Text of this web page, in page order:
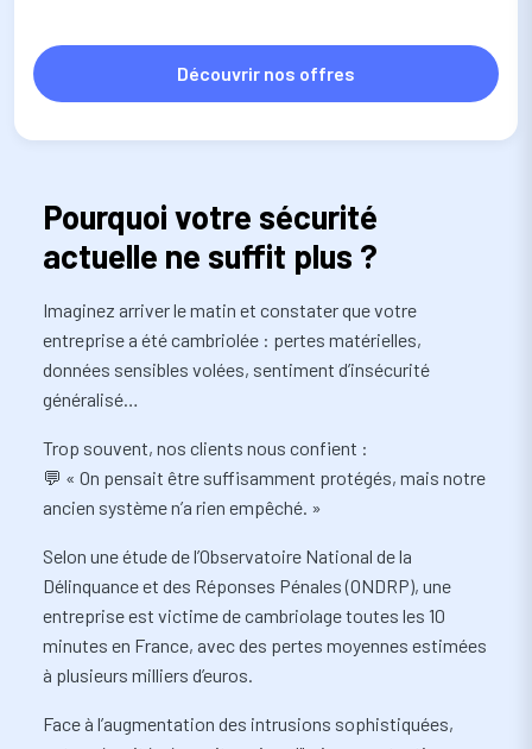
Découvrir nos offres
Pourquoi votre sécurité
actuelle ne suffit plus ?
Imaginez arriver le matin et constater que votre
entreprise a été cambriolée : pertes matérielles,
données sensibles volées, sentiment d’insécurité
généralisé…
Trop souvent, nos clients nous confient :
💬 « On pensait être suffisamment protégés, mais notre
ancien système n’a rien empêché. »
Selon une étude de l’Observatoire National de la
Délinquance et des Réponses Pénales (ONDRP), une
entreprise est victime de cambriolage toutes les 10
minutes en France, avec des pertes moyennes estimées
à plusieurs milliers d’euros.
Face à l’augmentation des intrusions sophistiquées,